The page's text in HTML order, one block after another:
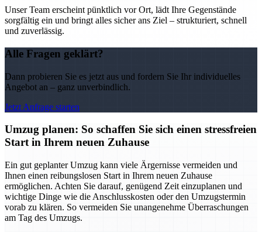
Unser Team erscheint pünktlich vor Ort, lädt Ihre Gegenstände
sorgfältig ein und bringt alles sicher ans Ziel – strukturiert, schnell
und zuverlässig.
Alle Fragen geklärt?
Dann probieren Sie es jetzt aus und fordern Sie Ihr individuelles
Angebot an – ganz unverbindlich.
Jetzt Anfrage starten
Umzug planen: So schaffen Sie sich einen stressfreien
Start in Ihrem neuen Zuhause
Ein gut geplanter Umzug kann viele Ärgernisse vermeiden und
Ihnen einen reibungslosen Start in Ihrem neuen Zuhause
ermöglichen. Achten Sie darauf, genügend Zeit einzuplanen und
wichtige Dinge wie die Anschlusskosten oder den Umzugstermin
vorab zu klären. So vermeiden Sie unangenehme Überraschungen
am Tag des Umzugs.